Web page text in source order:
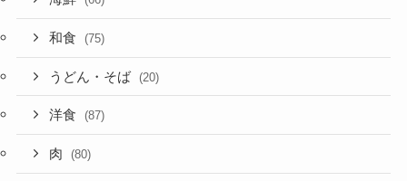
和食 (75)
うどん・そば (20)
洋食 (87)
肉 (80)